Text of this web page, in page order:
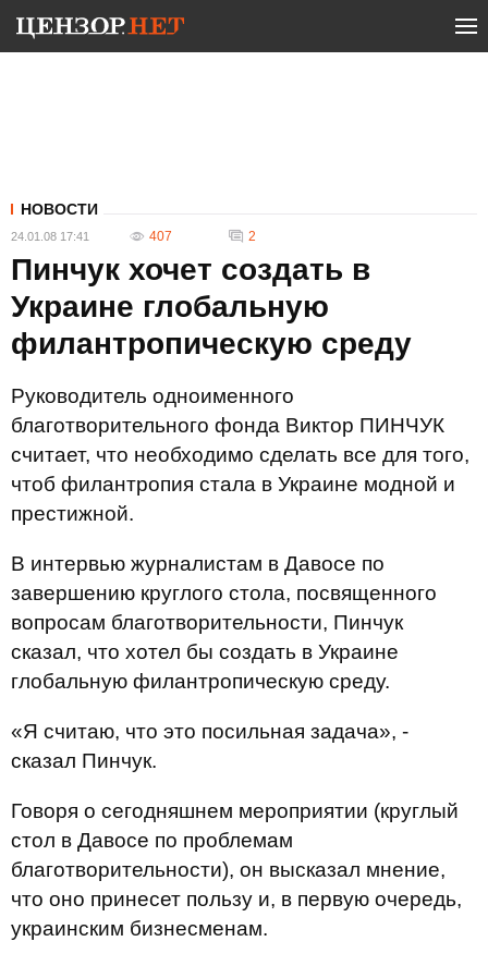
НОВОСТИ
24.01.08 17:41 407 2
Пинчук хочет создать в
Украине глобальную
филантропическую среду
Руководитель одноименного
благотворительного фонда Виктор ПИНЧУК
считает, что необходимо сделать все для того,
чтоб филантропия стала в Украине модной и
престижной.
В интервью журналистам в Давосе по
завершению круглого стола, посвященного
вопросам благотворительности, Пинчук
сказал, что хотел бы создать в Украине
глобальную филантропическую среду.
«Я считаю, что это посильная задача», -
сказал Пинчук.
Говоря о сегодняшнем мероприятии (круглый
стол в Давосе по проблемам
благотворительности), он высказал мнение,
что оно принесет пользу и, в первую очередь,
украинским бизнесменам.